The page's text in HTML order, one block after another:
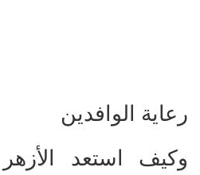
رعاية الوافدين
وكيف استعد الأزهر